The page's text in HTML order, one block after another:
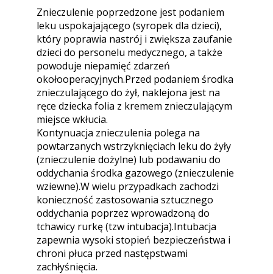
Znieczulenie poprzedzone jest podaniem
leku uspokajającego (syropek dla dzieci),
który poprawia nastrój i zwiększa zaufanie
dzieci do personelu medycznego, a także
powoduje niepamięć zdarzeń
okołooperacyjnych.Przed podaniem środka
znieczulającego do żył, naklejona jest na
ręce dziecka folia z kremem znieczulającym
miejsce wkłucia.
Kontynuacja znieczulenia polega na
powtarzanych wstrzyknięciach leku do żyły
(znieczulenie dożylne) lub podawaniu do
oddychania środka gazowego (znieczulenie
wziewne).W wielu przypadkach zachodzi
konieczność zastosowania sztucznego
oddychania poprzez wprowadzoną do
tchawicy rurkę (tzw intubacja).Intubacja
zapewnia wysoki stopień bezpieczeństwa i
chroni płuca przed następstwami
zachłyśnięcia.